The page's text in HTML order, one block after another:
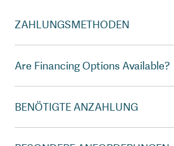
ZAHLUNGSMETHODEN
Are Financing Options Available?
BENÖTIGTE ANZAHLUNG